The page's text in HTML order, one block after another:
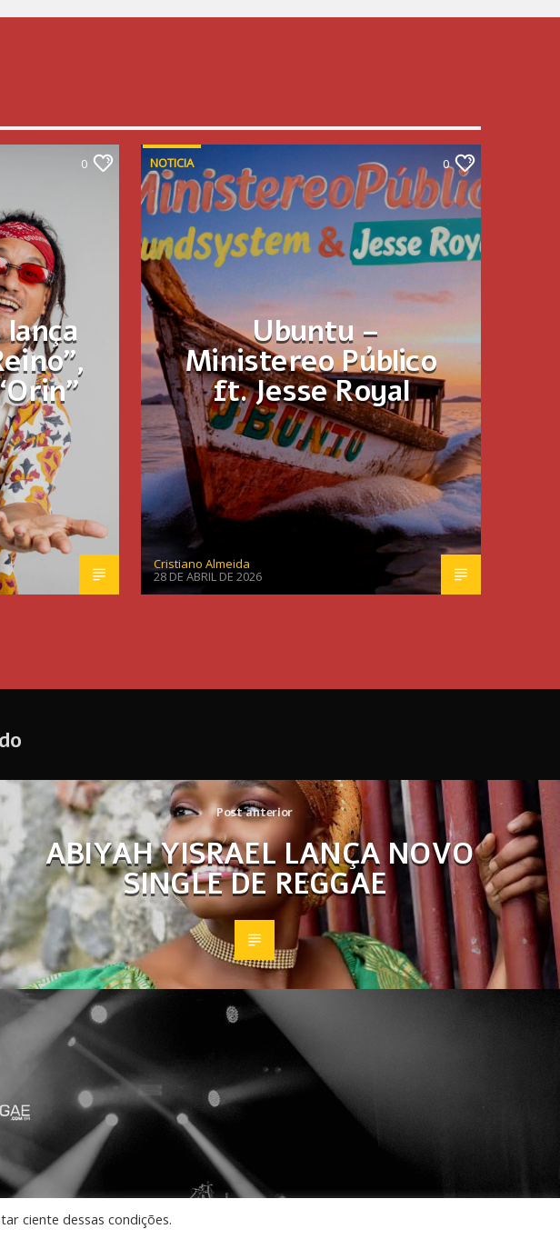
0 NOTICIA 0
Ubuntu –
Ministereo Público
ft. Jesse Royal
Cristiano Almeida
28 DE ABRIL DE 2026
Post anterior
ABIYAH YISRAEL LANÇA NOVO
SINGLE DE REGGAE
ciente dessas condições.